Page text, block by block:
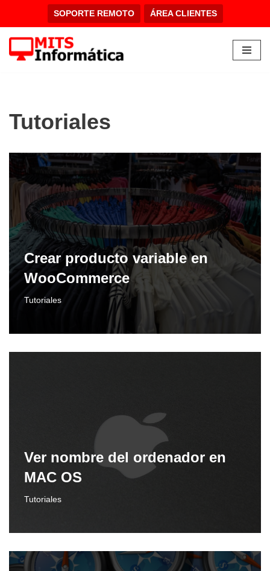
contenido
SOPORTE REMOTO ÁREA CLIENTES
Tutoriales
Crear producto variable en
WooCommerce
Tutoriales
Ver nombre del ordenador en
MAC OS
Tutoriales